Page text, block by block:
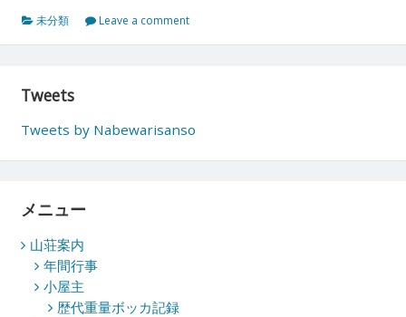
未分類 Leave a comment
Tweets
Tweets by Nabewarisanso
メニュー
山荘案内
年間行事
小屋主
歴代重量ボッカ記録